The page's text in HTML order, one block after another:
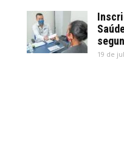
19 de